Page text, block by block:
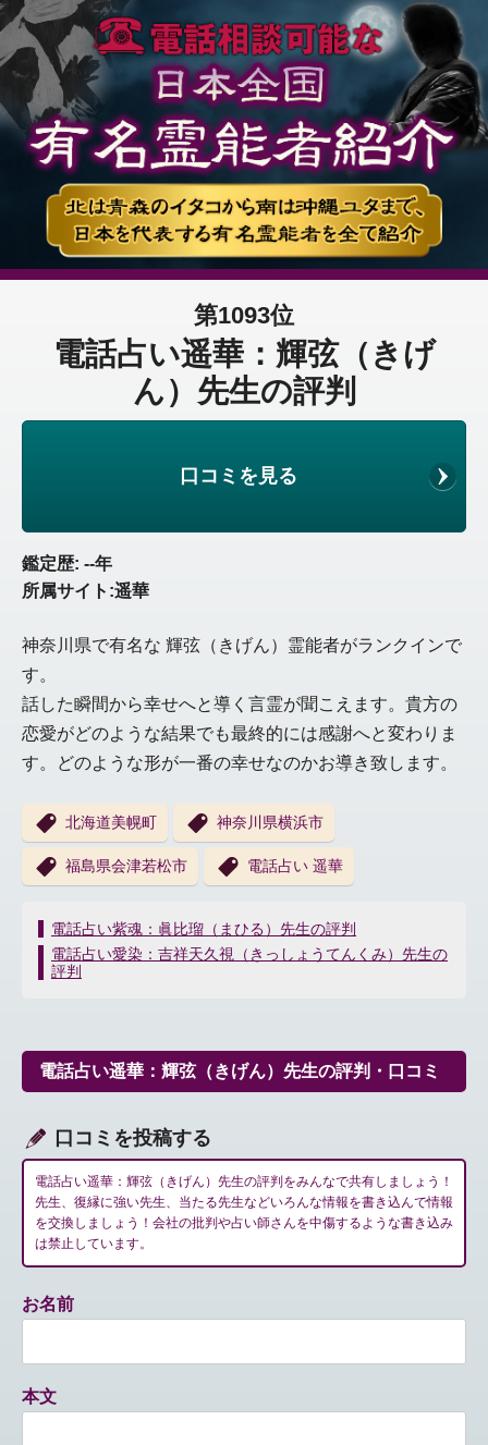
第1093位
電話占い遥華：輝弦（きげ
ん）先生の評判
口コミを見る
鑑定歴: --年
所属サイト:遥華
神奈川県で有名な 輝弦（きげん）霊能者がランクインで
す。
話した瞬間から幸せへと導く言霊が聞こえます。貴方の
恋愛がどのような結果でも最終的には感謝へと変わりま
す。どのような形が一番の幸せなのかお導き致します。
北海道美幌町 神奈川県横浜市
福島県会津若松市 電話占い 遥華
投
稿
ナ
シ
ョ
電話占い紫魂：眞比瑠（まひる）先生の評判
電話占い愛染：吉祥天久視（きっしょうてんくみ）先生の
評判
電話占い遥華：輝弦（きげん）先生の評判・口コミ
口コミを投稿する
電話占い遥華：輝弦（きげん）先生の評判をみんなで共有しましょう！
先生、復縁に強い先生、当たる先生などいろんな情報を書き込んで情報
を交換しましょう！会社の批判や占い師さんを中傷するような書き込み
は禁止しています。
お名前
本文